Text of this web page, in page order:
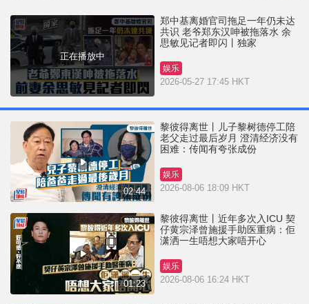
正在播放中
郑中基离婚官司拖足一年仍未达
共识 老爷郑东汉呻被拖落水 余
思敏见记者即闪丨独家
娱乐
2026-05-27 17:45 HKT
02:44
黎彼得离世丨儿子黎树德停工陪
老父走过最后岁月 澄清经济没有
困难：传闻有夸张成份
娱乐
2026-08-06 18:09 HKT
01:23
黎彼得离世丨近年多次入ICU 契
仔黄宗泽曾施援手助医重病：佢
潇洒一生唔想大家唔开心
娱乐
2026-08-06 16:24 HKT